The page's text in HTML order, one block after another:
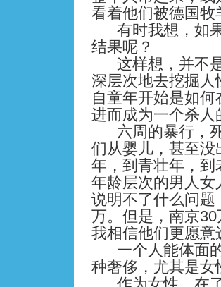
看着他们被德国牧
有时我想，如
结果呢？
这样想，并不
深层次地去挖掘
自童年开始是如
进而成为一个杀人
六周的暴行，
们从婴儿，甚至
年，到青壮年，
年龄层次的男人
说明不了什么问
万。但是，南京30
我相信他们更愿意
一个人能体面
种奢侈，尤其是女